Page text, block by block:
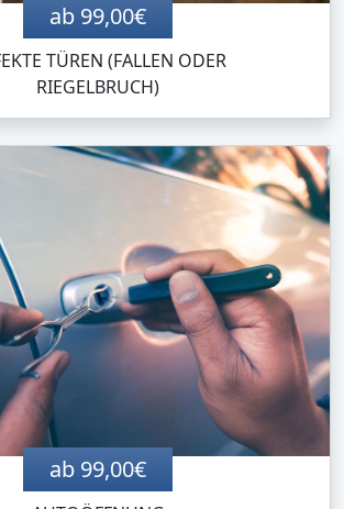
ab 99,00€
TÜREN (FALLEN ODER
RIEGELBRUCH)
ab 99,00€